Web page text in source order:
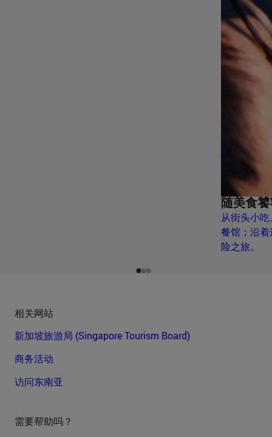
随美食
从街头小
餐馆；沿
险之旅。
相关网站
新加坡旅游局 (Singapore Tourism Board)
商务活动
访问东南亚
需要帮助吗？